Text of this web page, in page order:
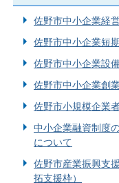
佐野市中小企業経
佐野市中小企業短
佐野市中小企業設
佐野市中小企業創
佐野市小規模企業
中小企業融資制度
について
佐野市産業振興支
拓支援枠）